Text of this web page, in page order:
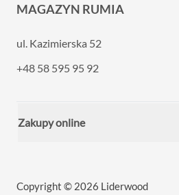
MAGAZYN RUMIA
ul. Kazimierska 52
+48 58 595 95 92
Zakupy online
Copyright © 2026 Liderwood